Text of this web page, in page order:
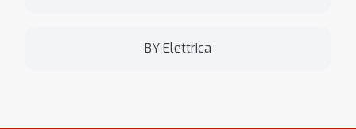
BY Elettrica